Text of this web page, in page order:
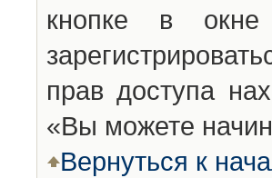
кнопке в
прав доступа
«Вы можете
Вернуться к